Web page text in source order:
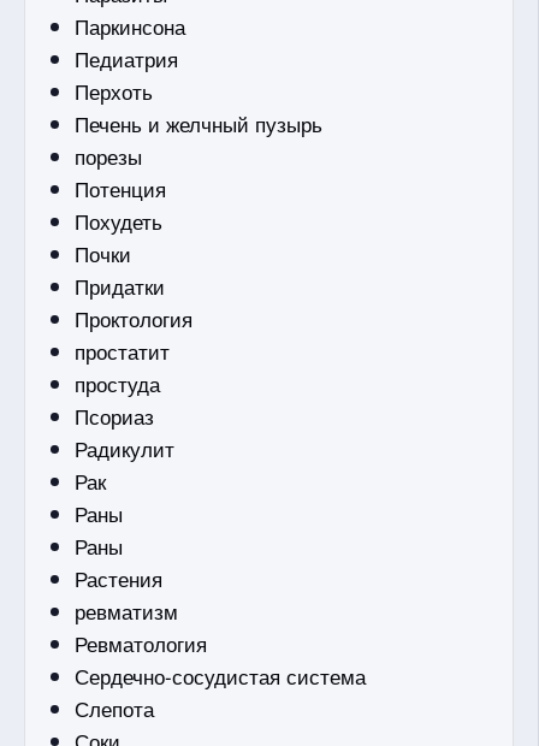
Паркинсона
Педиатрия
Перхоть
Печень и желчный пузырь
порезы
Потенция
Похудеть
Почки
Придатки
Проктология
простатит
простуда
Псориаз
Радикулит
Рак
Раны
Раны
Растения
ревматизм
Ревматология
Сердечно-сосудистая система
Слепота